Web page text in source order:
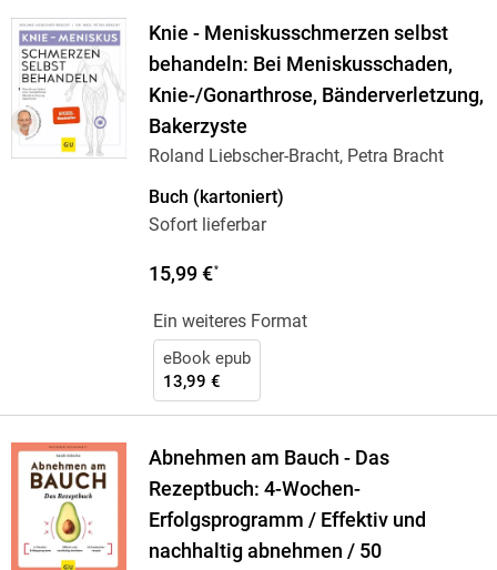
Knie - Meniskusschmerzen selbst
behandeln: Bei Meniskusschaden,
Knie-/Gonarthrose, Bänderverletzung,
Bakerzyste
Roland Liebscher-Bracht, Petra Bracht
Buch (kartoniert)
Sofort lieferbar
15,99 €*
Ein weiteres Format
eBook epub
13,99 €
Abnehmen am Bauch - Das
Rezeptbuch: 4-Wochen-
Erfolgsprogramm / Effektiv und
nachhaltig abnehmen / 50